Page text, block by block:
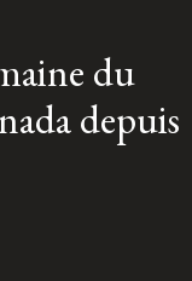
du
depuis